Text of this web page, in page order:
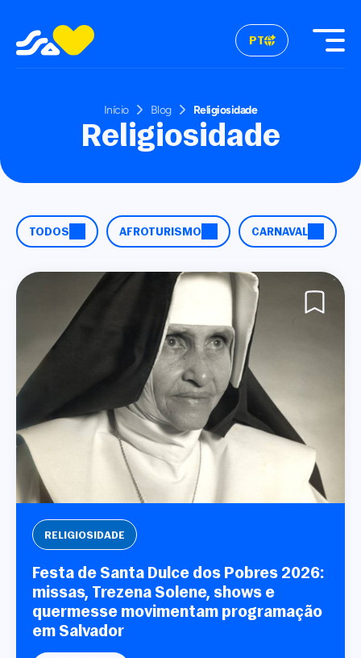
PT
Início Blog Religiosidade
Religiosidade
TODOS AFROTURISMO CARNAVAL
RELIGIOSIDADE
Festa de Santa Dulce dos Pobres 2026:
missas, Trezena Solene, shows e
quermesse movimentam programação
em Salvador